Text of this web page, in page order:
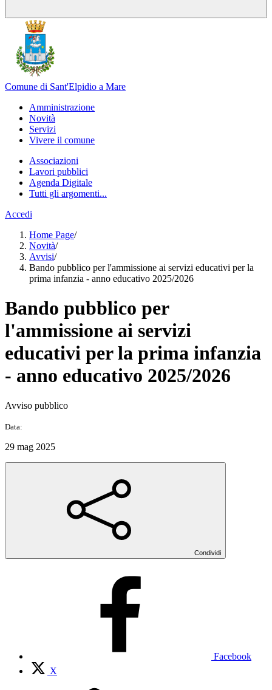
Comune di Sant'Elpidio a Mare
Amministrazione
Novità
Servizi
Vivere il comune
Associazioni
Lavori pubblici
Agenda Digitale
Tutti gli argomenti...
Accedi
Home Page/
Novità/
Avvisi/
Bando pubblico per l'ammissione ai servizi educativi per la
prima infanzia - anno educativo 2025/2026
Bando pubblico per
l'ammissione ai servizi
educativi per la prima infanzia
- anno educativo 2025/2026
Avviso pubblico
Data:
29 mag 2025
Condividi
Facebook
X